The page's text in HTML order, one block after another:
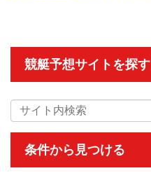
競艇予想サイトを探す
条件から 見つける